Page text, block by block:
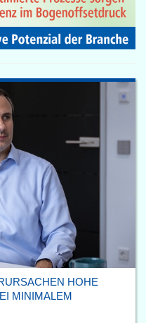
HOHE
MINIMALEM